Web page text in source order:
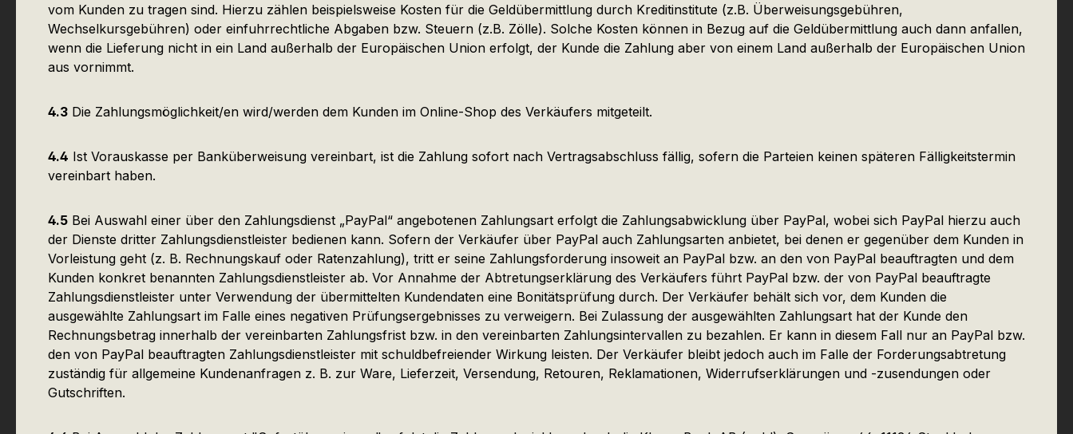
vom Kunden zu tragen sind. Hierzu zählen beispielsweise Kosten für die Geldübermittlung durch Kreditinstitute (z.B. Überweisungsgebühren,
Wechselkursgebühren) oder einfuhrrechtliche Abgaben bzw. Steuern (z.B. Zölle). Solche Kosten können in Bezug auf die Geldübermittlung auch dann anfallen,
wenn die Lieferung nicht in ein Land außerhalb der Europäischen Union erfolgt, der Kunde die Zahlung aber von einem Land außerhalb der Europäischen Union
aus vornimmt.
4.3 Die Zahlungsmöglichkeit/en wird/werden dem Kunden im Online-Shop des Verkäufers mitgeteilt.
4.4 Ist Vorauskasse per Banküberweisung vereinbart, ist die Zahlung sofort nach Vertragsabschluss fällig, sofern die Parteien keinen späteren Fälligkeitstermin
vereinbart haben.
4.5 Bei Auswahl einer über den Zahlungsdienst „PayPal“ angebotenen Zahlungsart erfolgt die Zahlungsabwicklung über PayPal, wobei sich PayPal hierzu auch
der Dienste dritter Zahlungsdienstleister bedienen kann. Sofern der Verkäufer über PayPal auch Zahlungsarten anbietet, bei denen er gegenüber dem Kunden in
Vorleistung geht (z. B. Rechnungskauf oder Ratenzahlung), tritt er seine Zahlungsforderung insoweit an PayPal bzw. an den von PayPal beauftragten und dem
Kunden konkret benannten Zahlungsdienstleister ab. Vor Annahme der Abtretungserklärung des Verkäufers führt PayPal bzw. der von PayPal beauftragte
Zahlungsdienstleister unter Verwendung der übermittelten Kundendaten eine Bonitätsprüfung durch. Der Verkäufer behält sich vor, dem Kunden die
ausgewählte Zahlungsart im Falle eines negativen Prüfungsergebnisses zu verweigern. Bei Zulassung der ausgewählten Zahlungsart hat der Kunde den
Rechnungsbetrag innerhalb der vereinbarten Zahlungsfrist bzw. in den vereinbarten Zahlungsintervallen zu bezahlen. Er kann in diesem Fall nur an PayPal bzw.
den von PayPal beauftragten Zahlungsdienstleister mit schuldbefreiender Wirkung leisten. Der Verkäufer bleibt jedoch auch im Falle der Forderungsabtretung
zuständig für allgemeine Kundenanfragen z. B. zur Ware, Lieferzeit, Versendung, Retouren, Reklamationen, Widerrufserklärungen und -zusendungen oder
Gutschriften.